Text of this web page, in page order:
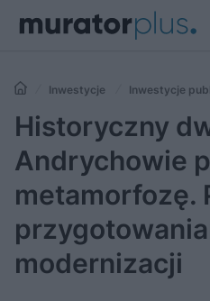
Inwestycje Inwestycje
Andrychowie przejdzie
modernizacji
Historyczny
Andrychowie
metamorfozę.
modernizacji